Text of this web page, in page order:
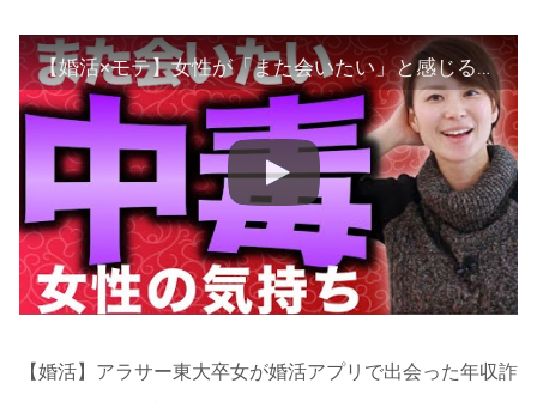
【婚活×モテ】女性が「また会いたい」と感じる男性
【婚活】アラサー東大卒女が婚活アプリで出会った年収詐